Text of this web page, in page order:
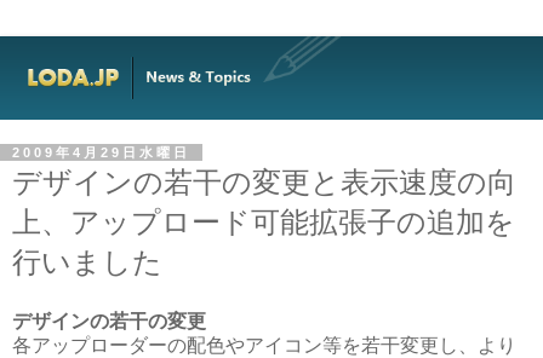
2009年4月29日水曜日
デザインの若干の変更と表示速度の向
上、アップロード可能拡張子の追加を
行いました
デザインの若干の変更
各アップローダーの配色やアイコン等を若干変更し、より